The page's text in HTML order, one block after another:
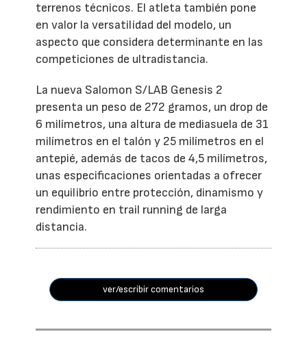
terrenos técnicos. El atleta también pone
en valor la versatilidad del modelo, un
aspecto que considera determinante en las
competiciones de ultradistancia.
La nueva Salomon S/LAB Genesis 2
presenta un peso de 272 gramos, un drop de
6 milímetros, una altura de mediasuela de 31
milímetros en el talón y 25 milímetros en el
antepié, además de tacos de 4,5 milímetros,
unas especificaciones orientadas a ofrecer
un equilibrio entre protección, dinamismo y
rendimiento en trail running de larga
distancia.
ver/escribir comentarios